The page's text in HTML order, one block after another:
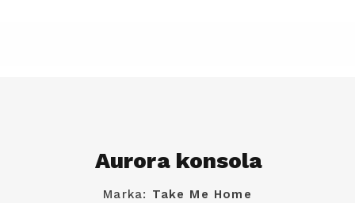
Aurora konsola
Marka: Take Me Home